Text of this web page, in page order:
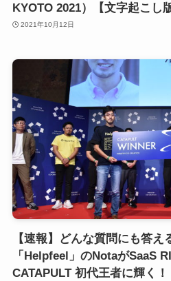
KYOTO 2021）【文字起こし版
2021年10月12日
【速報】どんな質問にも答え
「Helpfeel」のNotaがSaaS
CATAPULT 初代王者に輝く！